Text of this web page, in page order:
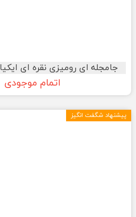
جامجله ای رومیزی نقره ای ایکیا DOKUMENT
اتمام موجودی
پیشنهاد شگفت انگیز